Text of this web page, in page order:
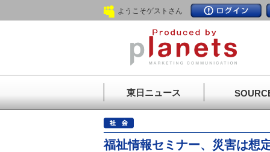
ようこそゲストさん
東日ニュース
福祉情報セミナー、災害は想